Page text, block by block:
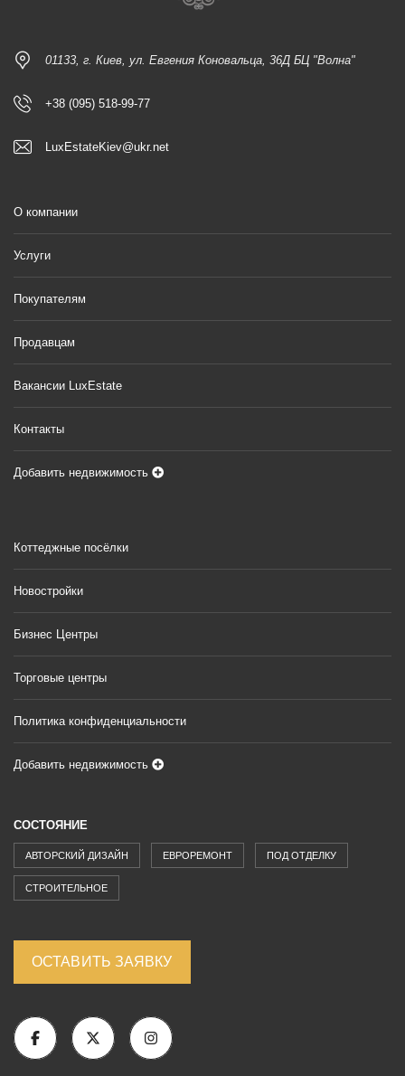
01133, г. Киев, ул. Евгения Коновальца, 36Д БЦ "Волна"
+38 (095) 518-99-77
LuxEstateKiev@ukr.net
О компании
Услуги
Покупателям
Продавцам
Вакансии LuxEstate
Контакты
Добавить недвижимость
Коттеджные посёлки
Новостройки
Бизнес Центры
Торговые центры
Политика конфиденциальности
Добавить недвижимость
СОСТОЯНИЕ
АВТОРСКИЙ ДИЗАЙН ЕВРОРЕМОНТ ПОД ОТДЕЛКУ
СТРОИТЕЛЬНОЕ
ОСТАВИТЬ ЗАЯВКУ